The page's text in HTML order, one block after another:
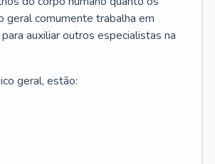
geral comumente trabalha em
auxiliar outros especialistas na
geral, estão: